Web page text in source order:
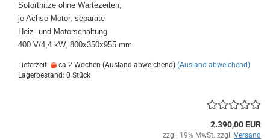
Soforthitze ohne Wartezeiten,
je Achse Motor, separate
Heiz- und Motorschaltung
400 V/4,4 kW, 800x350x955 mm
Lieferzeit: ca.2 Wochen (Ausland abweichend) (Ausland abweichend)
Lagerbestand: 0 Stück
2.390,00 EUR
zzgl. 19% MwSt. zzgl. Versand